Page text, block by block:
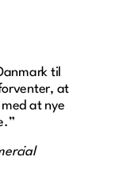
til
at
at nye